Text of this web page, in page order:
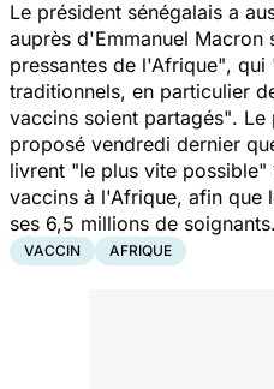
Le président sénégalais a
auprès d'Emmanuel Macron
pressantes de l'Afrique", qui
traditionnels, en particulier
vaccins soient partagés". Le
proposé vendredi dernier
livrent "le plus vite possible"
vaccins à l'Afrique, afin que
ses 6,5 millions de soignants.
VACCIN AFRIQUE